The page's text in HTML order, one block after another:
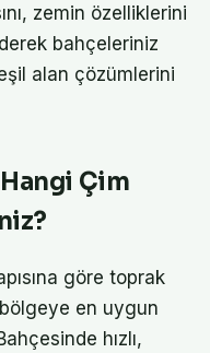
zemin özelliklerini
bahçeleriniz
alan çözümlerini
Çim
göre toprak
bölgeye en uygun
hızlı,